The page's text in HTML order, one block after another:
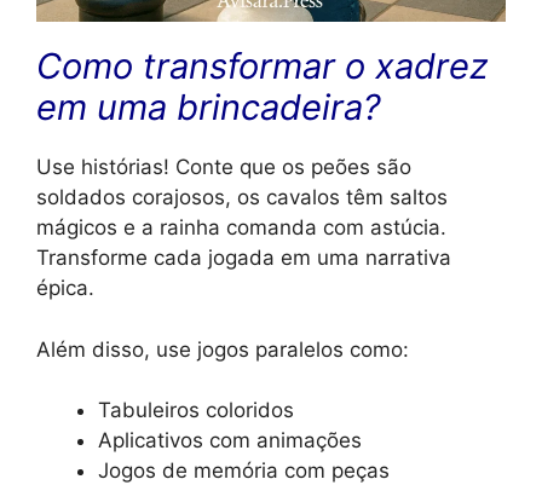
Como transformar o xadrez
em uma brincadeira?
Use histórias! Conte que os peões são
soldados corajosos, os cavalos têm saltos
mágicos e a rainha comanda com astúcia.
Transforme cada jogada em uma narrativa
épica.
Além disso, use jogos paralelos como:
Tabuleiros coloridos
Aplicativos com animações
Jogos de memória com peças